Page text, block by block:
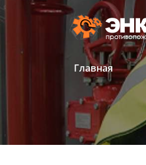
Перейти
к
Главная
'